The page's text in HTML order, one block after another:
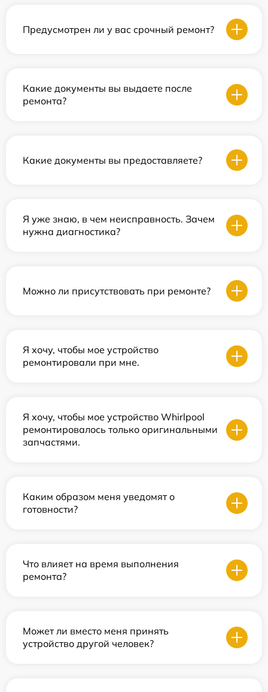
Предусмотрен ли у вас срочный ремонт?
Какие документы вы выдаете после
ремонта?
Какие документы вы предоставляете?
Я уже знаю, в чем неисправность. Зачем
нужна диагностика?
Можно ли присутствовать при ремонте?
Я хочу, чтобы мое устройство
ремонтировали при мне.
Я хочу, чтобы мое устройство Whirlpool
ремонтировалось только оригинальными
запчастями.
Каким образом меня уведомят о
готовности?
Что влияет на время выполнения
ремонта?
Может ли вместо меня принять
устройство другой человек?